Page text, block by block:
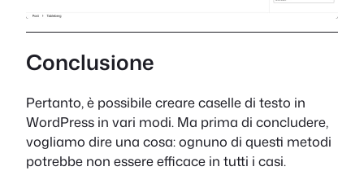
Conclusione
Pertanto, è possibile creare caselle di testo in
WordPress in vari modi. Ma prima di concludere,
vogliamo dire una cosa: ognuno di questi metodi
potrebbe non essere efficace in tutti i casi.